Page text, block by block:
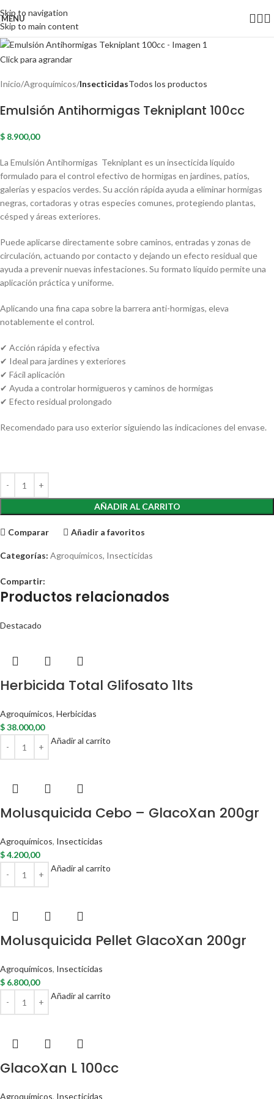
Skip to navigation
Skip to main content
MENU
Click para agrandar
Inicio Agroquímicos InsecticidasTodos los productos
Emulsión Antihormigas Tekniplant 100cc
$ 8.900,00
La Emulsión Antihormigas Tekniplant es un insecticida líquido
formulado para el control efectivo de hormigas en jardines, patios,
galerías y espacios verdes. Su acción rápida ayuda a eliminar hormigas
negras, cortadoras y otras especies comunes, protegiendo plantas,
césped y áreas exteriores.
Puede aplicarse directamente sobre caminos, entradas y zonas de
circulación, actuando por contacto y dejando un efecto residual que
ayuda a prevenir nuevas infestaciones. Su formato líquido permite una
aplicación práctica y uniforme.
Aplicando una fina capa sobre la barrera anti-hormigas, eleva
notablemente el control.
✔ Acción rápida y efectiva
✔ Ideal para jardines y exteriores
✔ Fácil aplicación
✔ Ayuda a controlar hormigueros y caminos de hormigas
✔ Efecto residual prolongado
Recomendado para uso exterior siguiendo las indicaciones del envase.
AÑADIR AL CARRITO
Comparar Añadir a favoritos
Categorías: Agroquímicos, Insecticidas
Compartir:
Productos relacionados
Destacado
Herbicida Total Glifosato 1lts
Agroquímicos, Herbicidas
$38.000,00
Añadir al carrito
Molusquicida Cebo – GlacoXan 200gr
Agroquímicos, Insecticidas
$4.200,00
Añadir al carrito
Molusquicida Pellet GlacoXan 200gr
Agroquímicos, Insecticidas
$ 6.800,00
Añadir al carrito
GlacoXan L 100cc
Agroquímicos, Insecticidas